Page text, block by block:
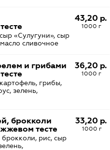
43,20 р.
1000 г
«Сулугуни», сыр
сливочное
36,20 р.
1000 г
и грибами
грибы,
зелень,
33,20 р.
1000 г
брокколи
тесте
рис, сыр